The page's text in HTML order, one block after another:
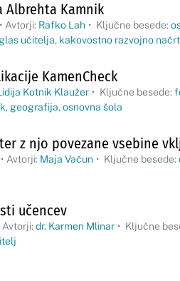
Albrehta Kamnik
• Avtorji: Rafko Lah • Ključne besede:
glas učitelja, kakovostno razvojno
KamenCheck
Kotnik Klaužer • Ključne besede:
, geografija, osnovna šola
z njo povezane vsebine
• Avtorji: Maja Vačun • Ključne besede:
učencev
Avtorji: dr. Karmen Mlinar • Ključne